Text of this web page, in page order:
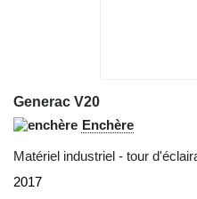
Generac V20
Enchère
Matériel industriel - tour
2017